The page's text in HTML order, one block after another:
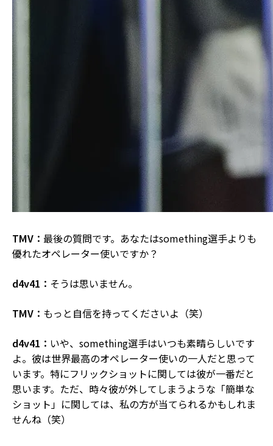
TMV： 最後の質問です。あなたはsomething選手よりも
優れたオペレーター使いですか？
d4v41： そうは思いません。
TMV： もっと自信を持ってくださいよ（笑）
d4v41： いや、something選手はいつも素晴らしいです
よ。彼は世界最高のオペレーター使いの一人だと思って
います。特にフリックショットに関しては彼が一番だと
思います。ただ、時々彼が外してしまうような「簡単な
ショット」に関しては、私の方が当てられるかもしれま
せんね（笑）